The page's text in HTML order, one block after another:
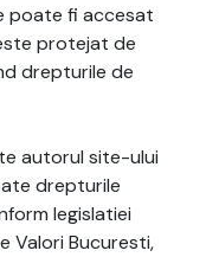
poate fi accesat
protejat de
drepturile de
autorul site-ului
drepturile
legislatiei
Valori Bucuresti,